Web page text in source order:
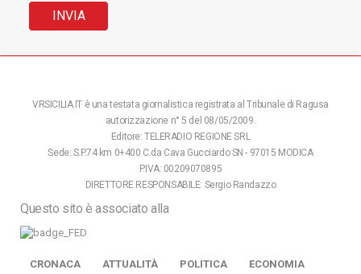
VRSICILIA.IT è una testata giornalistica registrata al Tribunale di Ragusa
autorizzazione n° 5 del 08/05/2009.
Editore: TELERADIO REGIONE SRL
Sede: S.P.74 km 0+400 C.da Cava Gucciardo SN - 97015 MODICA
P.IVA: 00209070895
DIRETTORE RESPONSABILE: Sergio Randazzo
Questo sito è associato alla
CRONACA ATTUALITÀ POLITICA ECONOMIA